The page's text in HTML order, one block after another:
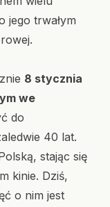
jego trwałym
8 stycznia
we
do
40 lat.
stając się
kinie. Dziś,
o nim jest